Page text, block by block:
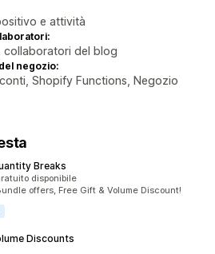
e attività
collaboratori del blog
negozio:
Shopify Functions, Negozio
Breaks
disponibile
offers, Free Gift & Volume Discount!
Discounts